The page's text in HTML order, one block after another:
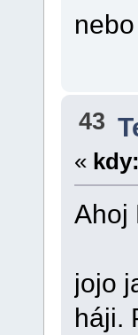
43
« kdy:
Ahoj
jojo
háji.